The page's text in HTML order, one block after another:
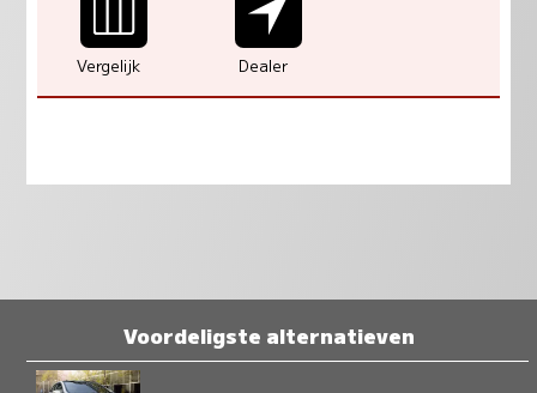
Vergelijk Dealer
Voordeligste alternatieven